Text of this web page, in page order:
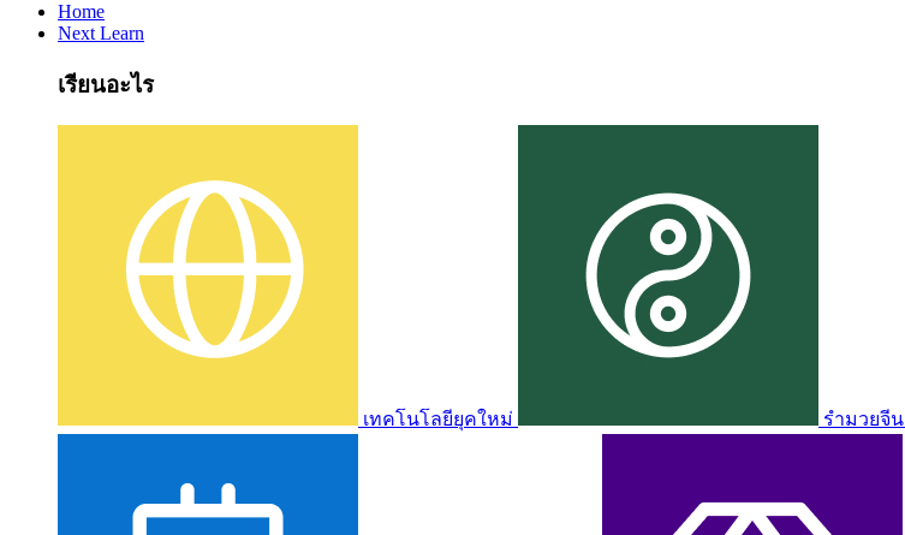
Home
Next Learn
เรียนอะไร
เทคโนโลยียุคใหม่ รำมวยจีน